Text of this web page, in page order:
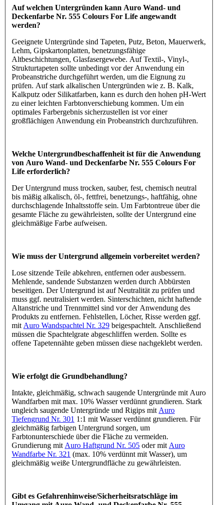
Auf welchen Untergründen kann Auro Wand- und
Deckenfarbe Nr. 555 Colours For Life angewandt
werden?
Geeignete Untergründe sind Tapeten, Putz, Beton, Mauerwerk,
Lehm, Gipskartonplatten, benetzungsfähige
Altbeschichtungen, Glasfasergewebe. Auf Textil-, Vinyl-,
Strukturtapeten sollte unbedingt vor der Anwendung ein
Probeanstriche durchgeführt werden, um die Eignung zu
prüfen. Auf stark alkalischen Untergründen wie z. B. Kalk,
Kalkputz oder Silikatfarben, kann es durch den hohen pH-Wert
zu einer leichten Farbtonverschiebung kommen. Um ein
optimales Farbergebnis sicherzustellen ist vor einer
großflächigen Anwendung ein Probeanstrich durchzuführen.
Welche Untergrundbeschaffenheit ist für die Anwendung
von Auro Wand- und Deckenfarbe Nr. 555 Colours For
Life erforderlich?
Der Untergrund muss trocken, sauber, fest, chemisch neutral
bis mäßig alkalisch, öl-, fettfrei, benetzungs-, haftfähig, ohne
durchschlagende Inhaltsstoffe sein. Um Farbtontreue über die
gesamte Fläche zu gewährleisten, sollte der Untergrund eine
gleichmäßige Farbe aufweisen.
Wie muss der Untergrund allgemein vorbereitet werden?
Lose sitzende Teile abkehren, entfernen oder ausbessern.
Mehlende, sandende Substanzen werden durch Abbürsten
beseitigen. Der Untergrund ist auf Neutralität zu prüfen und
muss ggf. neutralisiert werden. Sinterschichten, nicht haftende
Altanstriche und Trennmittel sind vor der Anwendung des
Produkts zu entfernen. Fehlstellen, Löcher, Risse werden ggf.
mit Auro Wandspachtel Nr. 329 beigespachtelt. Anschließend
müssen die Spachtelgrate abgeschliffen werden. Sollte es
offene Tapetennähte geben müssen diese nachgeklebt werden.
Wie erfolgt die Grundbehandlung?
Intakte, gleichmäßig, schwach saugende Untergründe mit Auro
Wandfarben mit max. 10% Wasser verdünnt grundieren. Stark
ungleich saugende Untergründe und Rigips mit Auro
Tiefengrund Nr. 301 1:1 mit Wasser verdünnt grundieren. Für
gleichmäßig farbigen Untergrund sorgen, um
Farbtonunterschiede über die Fläche zu vermeiden.
Grundierung mit Auro Haftgrund Nr. 505 oder mit Auro
Wandfarbe Nr. 321 (max. 10% verdünnt mit Wasser), um
gleichmäßig weiße Untergrundfläche zu gewährleisten.
Gibt es Gefahrenhinweise/Sicherheitsratschläge im